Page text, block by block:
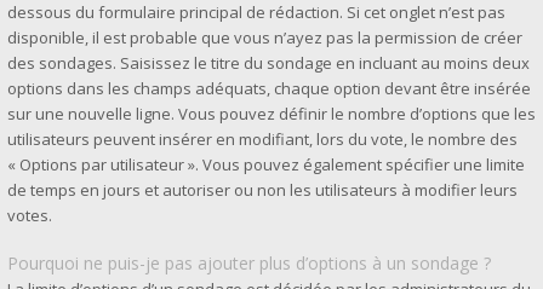
dessous du formulaire principal de rédaction. Si cet onglet n’est pas
disponible, il est probable que vous n’ayez pas la permission de créer
des sondages. Saisissez le titre du sondage en incluant au moins deux
options dans les champs adéquats, chaque option devant être insérée
sur une nouvelle ligne. Vous pouvez définir le nombre d’options que les
utilisateurs peuvent insérer en modifiant, lors du vote, le nombre des
« Options par utilisateur ». Vous pouvez également spécifier une limite
de temps en jours et autoriser ou non les utilisateurs à modifier leurs
votes.
Pourquoi ne puis-je pas ajouter plus d’options à un sondage ?